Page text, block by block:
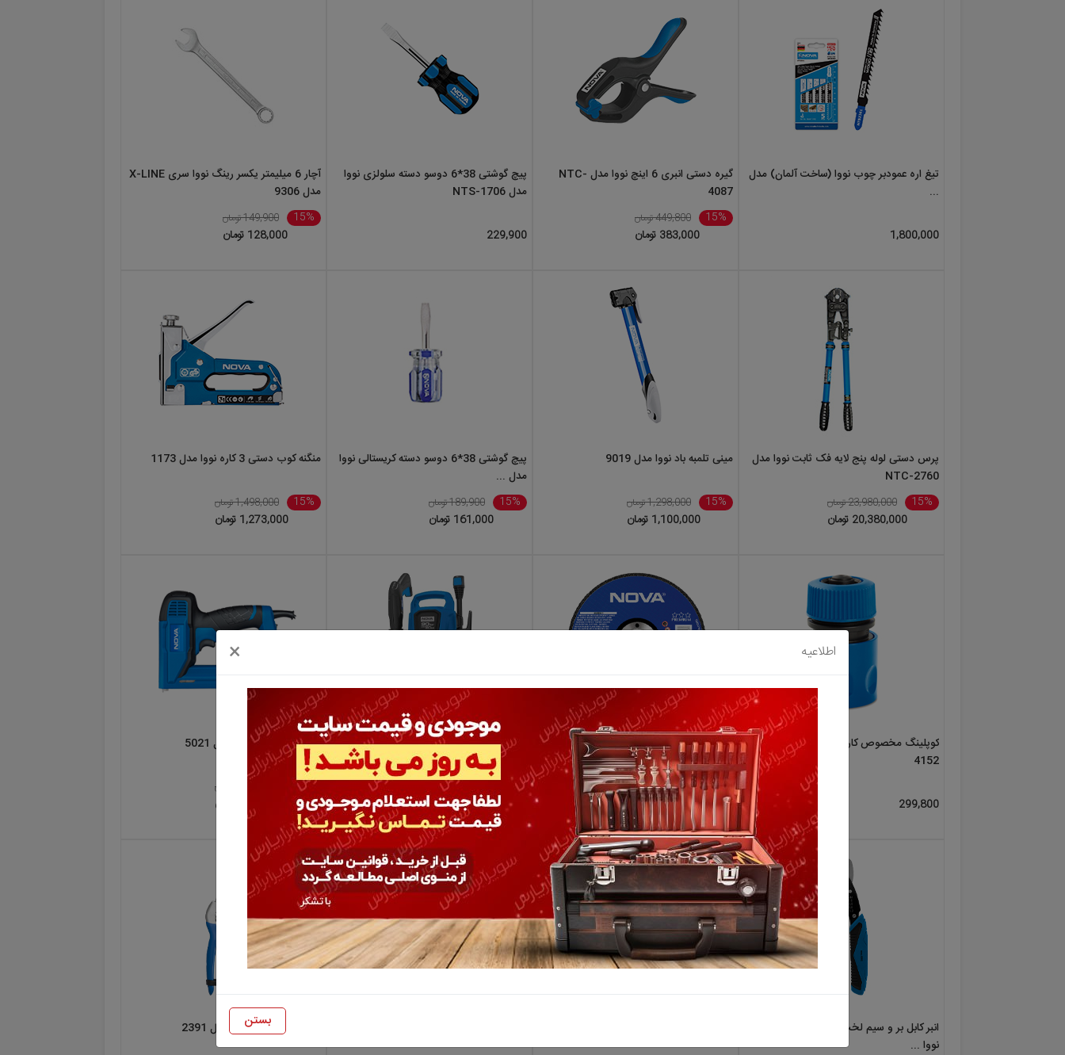
تیغ اره عمودبر چوب نووا (ساخت آلمان) مدل
...
1,800,000
گیره دستی انبری 6 اینچ نووا مدل NTC-
4087
15% 449,800 تومان
383,000 تومان
پیچ گوشتی 38*6 دوسو دسته سلولزی نووا
مدل NTS-1706
229,900
آچار 6 میلیمتر یکسر رینگ نووا سری X-LINE
مدل 9306
15% 149,900 تومان
128,000 تومان
پرس دستی لوله پنج لایه فک ثابت نووا مدل
NTC-2760
15% 23,980,000 تومان
20,380,000 تومان
مینی تلمبه باد نووا مدل 9019
15% 1,298,000 تومان
1,100,000 تومان
پیچ گوشتی 38*6 دوسو دسته کریستالی نووا
مدل ...
15% 189,900 تومان
161,000 تومان
منگنه کوب دستی 3 کاره نووا مدل 1173
15% 1,498,000 تومان
1,273,000 تومان
کوپلینگ مخصوص کارواش نووا مدل NTW-
4152
299,800
صفحه برش استیل (بسته 50 عددی) 1*115
نووا مدل ...
15% 3,990,000 تومان
3,391,000 تومان
کارواش 90 بار 1200 وات یونیورسال نووا
مدل 5090
15% 14,998,000 تومان
12,745,000 تومان
منگنه کوب برقی نووا مدل 5021
15%
5,605,000 تومان
نووا ...
قیچی میوه چین نووا مدل 2391
اطلاعیه ×
بستن